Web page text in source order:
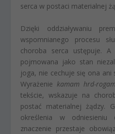
serca w postaci materialnej
Dzięki oddziaływaniu
wspomnianego procesu
choroba serca ustępuje.
pojmowana jako stan
joga, nie cechuje się ona ani
Wyrażenie kamam hrd-rogam
tekście, wskazuje na
postać materialnej żądzy.
określenia w odniesieniu
znaczenie przestaje